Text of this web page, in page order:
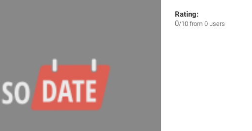
Rating:
0/10 from 0 users